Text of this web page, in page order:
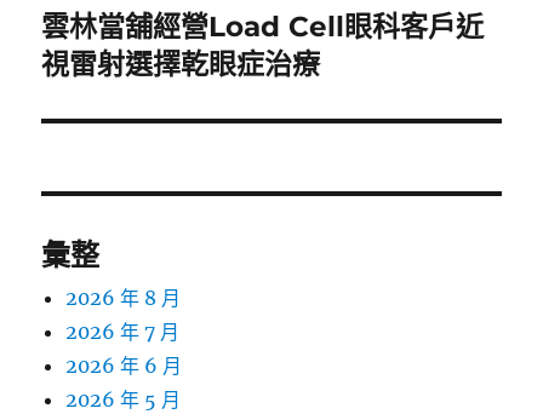
下
一
文
雲林當舖經營Load Cell眼科客戶近
視雷射選擇乾眼症治療
彙整
2026 年 8 月
2026 年 7 月
2026 年 6 月
2026 年 5 月